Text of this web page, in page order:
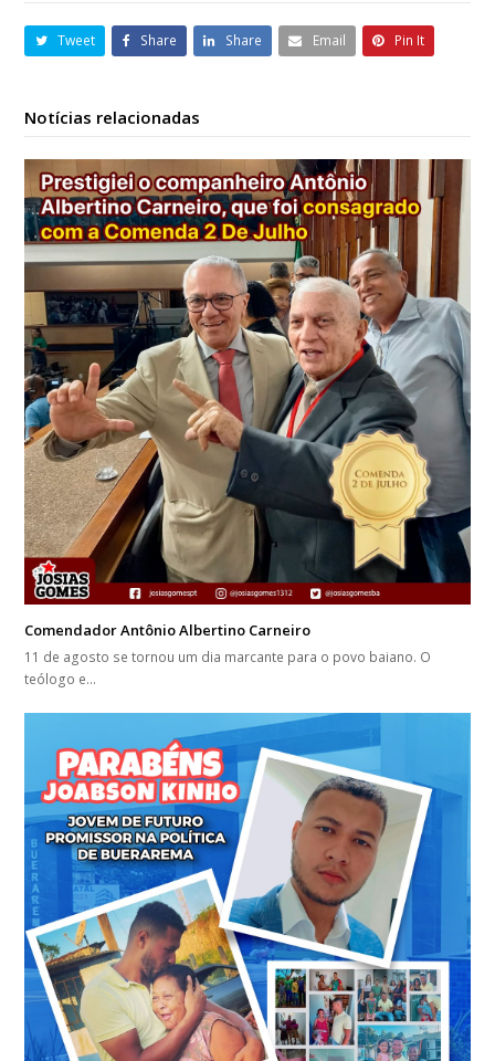
Tweet Share Share Email Pin It
Notícias relacionadas
Comendador Antônio Albertino Carneiro
11 de agosto se tornou um dia marcante para o povo baiano. O
teólogo e…